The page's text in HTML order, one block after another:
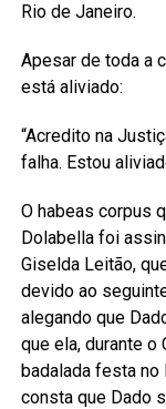
Rio de Janeiro.
Apesar de toda a
está aliviado:
“Acredito na
falha. Estou
O habeas corpus
Dolabella foi
Giselda Leitão,
devido ao
alegando que
que ela, durante o
badalada festa no
consta que Dado